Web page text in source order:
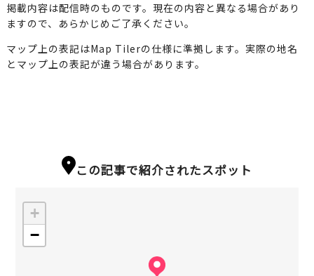
掲載内容は配信時のものです。現在の内容と異なる場合があり
ますので、あらかじめご了承ください。
マップ上の表記はMap Tilerの仕様に準拠します。実際の地名
とマップ上の表記が違う場合があります。
この記事で紹介されたスポット
+
−